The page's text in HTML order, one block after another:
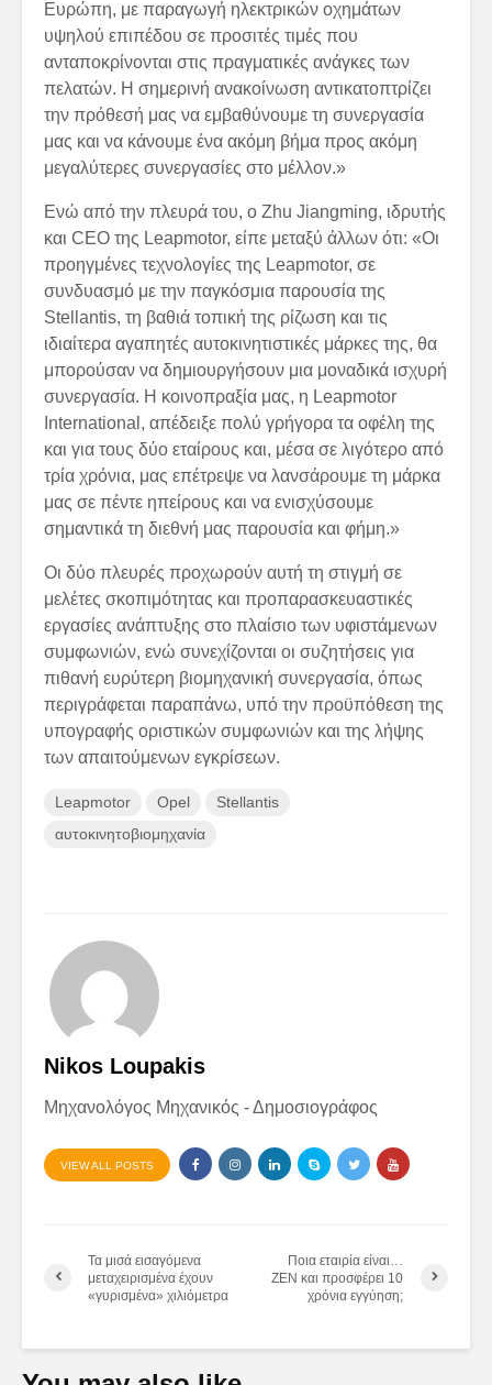
Ευρώπη, με παραγωγή ηλεκτρικών οχημάτων
υψηλού επιπέδου σε προσιτές τιμές που
ανταποκρίνονται στις πραγματικές ανάγκες των
πελατών. Η σημερινή ανακοίνωση αντικατοπτρίζει
την πρόθεσή μας να εμβαθύνουμε τη συνεργασία
μας και να κάνουμε ένα ακόμη βήμα προς ακόμη
μεγαλύτερες συνεργασίες στο μέλλον.»
Ενώ από την πλευρά του, ο Zhu Jiangming, ιδρυτής
και CEO της Leapmotor, είπε μεταξύ άλλων ότι: «Οι
προηγμένες τεχνολογίες της Leapmotor, σε
συνδυασμό με την παγκόσμια παρουσία της
Stellantis, τη βαθιά τοπική της ρίζωση και τις
ιδιαίτερα αγαπητές αυτοκινητιστικές μάρκες της, θα
μπορούσαν να δημιουργήσουν μια μοναδικά ισχυρή
συνεργασία. Η κοινοπραξία μας, η Leapmotor
International, απέδειξε πολύ γρήγορα τα οφέλη της
και για τους δύο εταίρους και, μέσα σε λιγότερο από
τρία χρόνια, μας επέτρεψε να λανσάρουμε τη μάρκα
μας σε πέντε ηπείρους και να ενισχύσουμε
σημαντικά τη διεθνή μας παρουσία και φήμη.»
Οι δύο πλευρές προχωρούν αυτή τη στιγμή σε
μελέτες σκοπιμότητας και προπαρασκευαστικές
εργασίες ανάπτυξης στο πλαίσιο των υφιστάμενων
συμφωνιών, ενώ συνεχίζονται οι συζητήσεις για
πιθανή ευρύτερη βιομηχανική συνεργασία, όπως
περιγράφεται παραπάνω, υπό την προϋπόθεση της
υπογραφής οριστικών συμφωνιών και της λήψης
των απαιτούμενων εγκρίσεων.
Leapmotor Opel
Stellantis
αυτοκινητοβιομηχανία
Nikos Loupakis
Μηχανολόγος Μηχανικός - Δημοσιογράφος
VIEW ALL POSTS
Τα μισά εισαγόμενα
μεταχειρισμένα έχουν
«γυρισμένα» χιλιόμετρα
Ποια εταιρία είναι…
ZEN και προσφέρει 10
χρόνια εγγύηση;